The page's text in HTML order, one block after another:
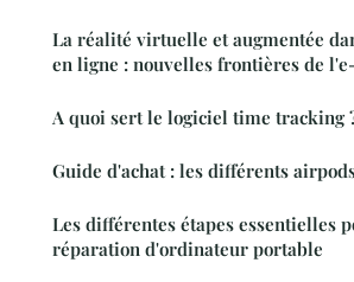
La réalité virtuelle et augmentée
en ligne : nouvelles frontières de
A quoi sert le logiciel time tracking
Guide d'achat : les différents
Les différentes étapes essentielles
réparation d'ordinateur portable